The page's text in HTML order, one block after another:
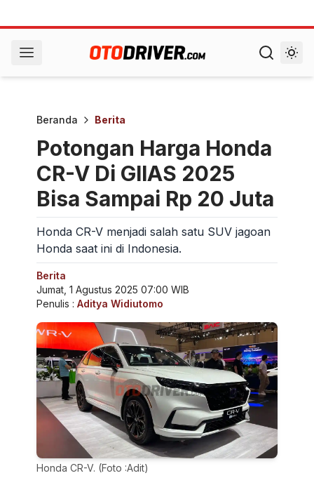
Beranda Berita
Potongan Harga Honda
CR-V Di GIIAS 2025
Bisa Sampai Rp 20 Juta
Honda CR-V menjadi salah satu SUV jagoan
Honda saat ini di Indonesia.
Berita
Jumat, 1 Agustus 2025 07:00 WIB
Penulis : Aditya Widiutomo
Honda CR-V. (Foto :Adit)